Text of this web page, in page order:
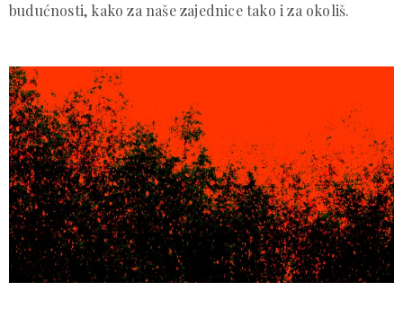
budućnosti, kako za naše zajednice tako i za okoliš.